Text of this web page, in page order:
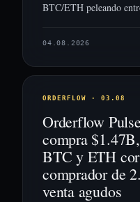
BTC/ETH peleando
04.08.2026
ORDERFLOW · 03.08
Orderflow
compra
BTC y ETH
comprador de
venta agudos